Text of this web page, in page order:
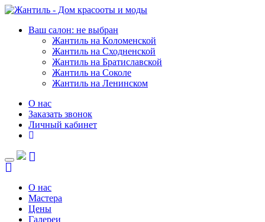
Ваш салон: не выбран
Жантиль на Коломенской
Жантиль на Сходненской
Жантиль на Братиславской
Жантиль на Соколе
Жантиль на Ленинском
О нас
Заказать звонок
Личный кабинет
Toggle
navigation
О нас
Мастера
Цены
Галереи